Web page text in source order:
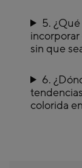
5.
sin que
6.
colorida